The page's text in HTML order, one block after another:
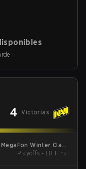
4 Victorias
MegaFon Winter Clash
Main Event
Playoffs - LB Final